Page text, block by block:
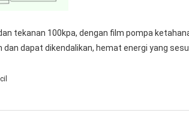
tekanan 100kpa, dengan film pompa
dapat dikendalikan, hemat energi yang